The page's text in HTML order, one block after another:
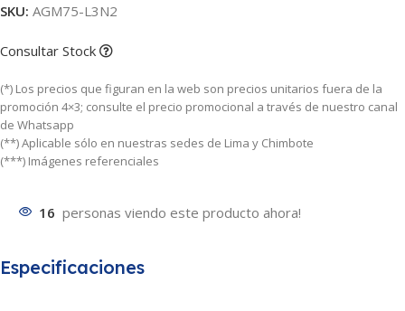
SKU: AGM75-L3N2
Consultar Stock
(*) Los precios que figuran en la web son precios unitarios fuera de la
promoción 4×3; consulte el precio promocional a través de nuestro canal
de Whatsapp
(**) Aplicable sólo en nuestras sedes de Lima y Chimbote
(***) Imágenes referenciales
16 personas viendo este producto ahora!
Especificaciones